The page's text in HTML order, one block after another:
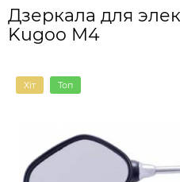
Дзеркала для
Kugoo M4
Хіт Топ